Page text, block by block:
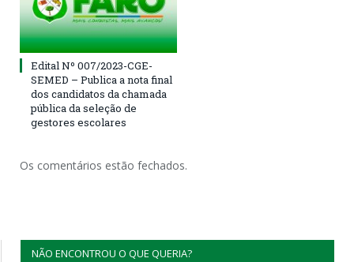
Edital Nº 007/2023-CGE-
SEMED – Publica a nota final
dos candidatos da chamada
pública da seleção de
gestores escolares
Os comentários estão fechados.
NÃO ENCONTROU O QUE QUERIA?